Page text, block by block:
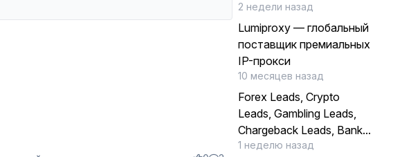
2 недели назад
Lumiproxy — глобальный
поставщик премиальных
IP-прокси
10 месяцев назад
Forex Leads, Crypto
Leads, Gambling Leads,
Chargeback Leads, Bank...
1 неделю назад